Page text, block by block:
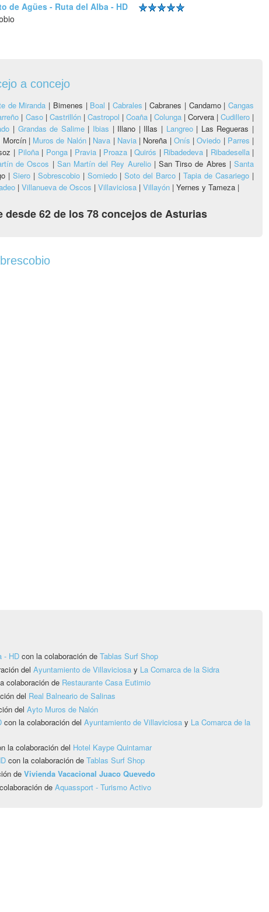
de Agües - Ruta del Alba - HD
a concejo
de Miranda | Bimenes | Boal | Cabrales |Cabranes | Candamo |Cangas
| Caso| Castrillón| Castropol | Coaña| Colunga| Corvera |Cudillero |
| Grandas de Salime| Ibias | Illano | Illas | Langreo| Las Regueras |
Morcín | Muros de Nalón| Nava | Navia| Noreña | Onís |Oviedo | Parres |
| Piloña| Ponga| Pravia| Proaza |Quirós | Ribadedeva | Ribadesella|
de Oscos | San Martín del Rey Aurelio| San Tirso de Abres |Santa
| Siero| Sobrescobio| Somiedo|Soto del Barco |Tapia de Casariego |
| Villanueva de Oscos | Villaviciosa | Villayón | Yernes y Tameza |
desde 62 de los 78 concejos de Asturias
- HD con la colaboración de Tablas Surf Shop
del Ayuntamiento de Villaviciosa y La Comarca de la Sidra
colaboración de Restaurante Casa Eutimio
del Real Balneario de Salinas
del Ayto Muros de Nalón
con la colaboración del Ayuntamiento de Villaviciosa y La Comarca de la
la colaboración del Hotel Kaype Quintamar
con la colaboración de Tablas Surf Shop
de Vivienda Vacacional Juaco Quevedo
de Aquassport - Turismo Activo